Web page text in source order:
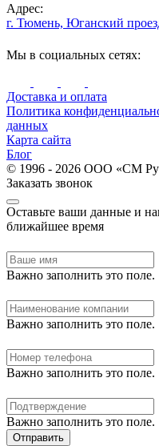
Адрес:
г. Тюмень, Юганский
Мы в социальных сетях:
Доставка и оплата
Политика
данных
Карта сайта
Блог
© 1996 - 2026 ООО «СМ
Заказать звонок
Оставьте ваши данные и
ближайшее время
Важно заполнить это поле.
Важно заполнить это поле.
Важно заполнить это поле.
Важно заполнить это поле.
Отправить